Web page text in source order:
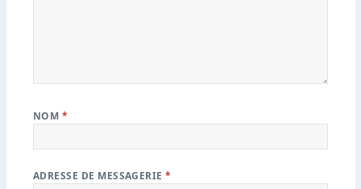
NOM *
ADRESSE DE MESSAGERIE*